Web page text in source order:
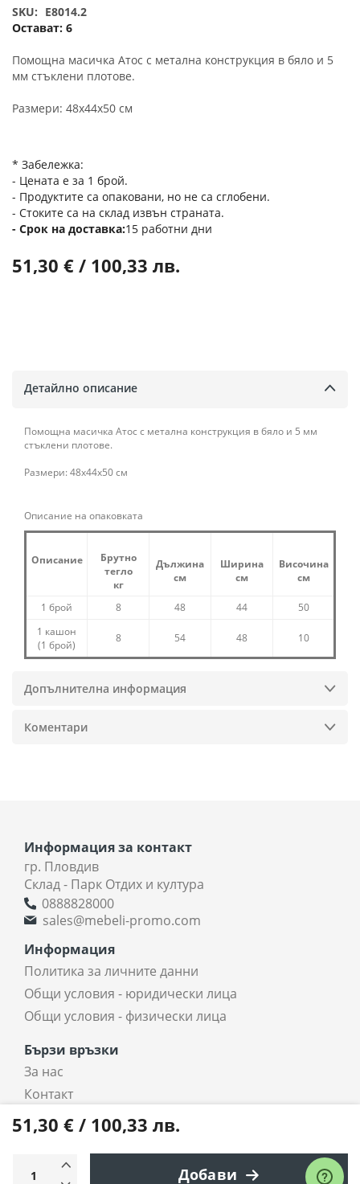
Остават: 6
SKU E8014.2
Помощна масичка Атос с метална конструкция в бяло и 5
мм стъклени плотове.
Размери: 48x44x50 см
* Забележка:
- Цената е за 1 брой.
- Продуктите са опаковани, но не са сглобени.
- Стоките са на склад извън страната.
Срок на доставка 15 работни дни
51,30 € / 100,33 лв.
51,30 € / 100,33 лв.
Добави
със
снимки
Детайлно описание
Помощна масичка Атос с метална конструкция в бяло и 5 мм
стъклени плотове.
Размери: 48x44x50 см
Описание на опаковката
Описание
Брутно
тегло
кг
Дължина
см
Ширина
см
Височина
см
1 брой 8 48 44
50
1 кашон
(1 брой)
8 54 48 10
Допълнителна информация
Коментари
Информация за контакт
гр. Пловдив
Склад - Парк Отдих и култура
0888828000
sales@mebeli-promo.com
Информация
Политика за личните данни
Общи условия - юридически лица
Общи условия - физически лица
Бързи връзки
За нас
Контакт
coradi.bg - интернет магазин
Всички права запазени © 2025 coradi.bg
Електронен магазин